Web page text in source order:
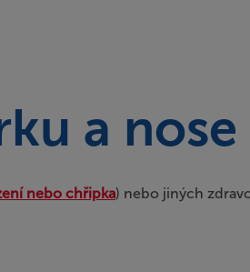
a nose
nebo chřipka) nebo jiných